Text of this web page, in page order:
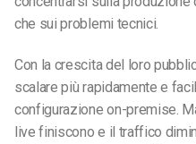
che sui problemi tecnici.
Con la crescita del loro
scalare più rapidamente e
configurazione on-premise.
live finiscono e il traffico